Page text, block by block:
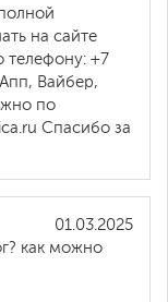
на сайте
телефону: +7
Вайбер,
по
Спасибо за
01.03.2025
как можно